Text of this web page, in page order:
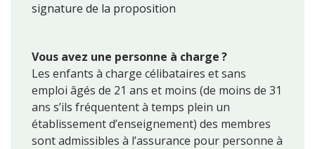
signature de la proposition
Vous avez une personne à charge ?
Les enfants à charge célibataires et sans
emploi âgés de 21 ans et moins (de moins de 31
ans s’ils fréquentent à temps plein un
établissement d’enseignement) des membres
sont admissibles à l’assurance pour personne à